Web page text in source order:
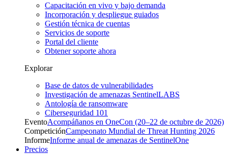
Capacitación en vivo y bajo demanda
Incorporación y despliegue guiados
Gestión técnica de cuentas
Servicios de soporte
Portal del cliente
Obtener soporte ahora
Explorar
Base de datos de vulnerabilidades
Investigación de amenazas SentinelLABS
Antología de ransomware
Ciberseguridad 101
EventoAcompáñanos en OneCon (20–22 de octubre de 2026)
CompeticiónCampeonato Mundial de Threat Hunting 2026
InformeInforme anual de amenazas de SentinelOne
Precios